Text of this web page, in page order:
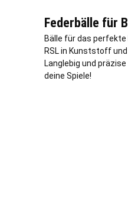
Federbälle für
Bälle für das
RSL in Kunststoff
Langlebig und
deine Spiele!